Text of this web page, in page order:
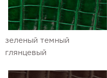
зеленый темный
глянцевый
Ремешки для часов
Ремешки для часов
Ремешки для часов
Ремешки для часов